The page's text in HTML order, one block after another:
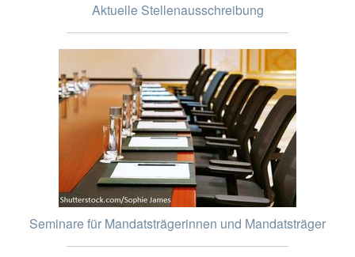
Aktuelle Stellenausschreibung
Seminare für Mandatsträgerinnen und Mandatsträger